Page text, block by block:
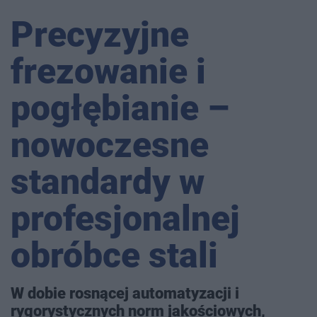
Precyzyjne
frezowanie i
pogłębianie –
nowoczesne
standardy w
profesjonalnej
obróbce stali
W dobie rosnącej automatyzacji i
rygorystycznych norm jakościowych,